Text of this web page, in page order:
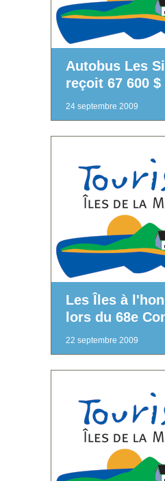
Autobus Les
reçoit 67 600 $
24 septembre 2009
Les Îles à
lors du 68e
22 septembre 2009